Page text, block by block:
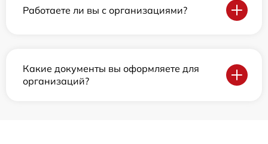
Работаете ли вы с организациями?
Какие документы вы оформляете для
организаций?